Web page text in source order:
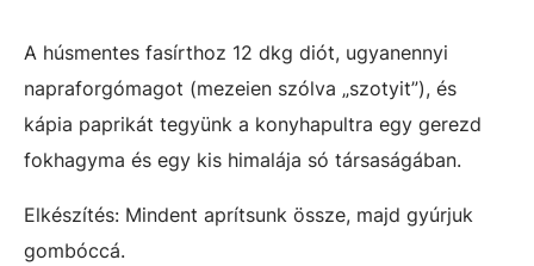
A húsmentes fasírthoz 12 dkg diót, ugyanennyi
napraforgómagot (mezeien szólva „szotyit”), és
kápia paprikát tegyünk a konyhapultra egy gerezd
fokhagyma és egy kis himalája só társaságában.
Elkészítés: Mindent aprítsunk össze, majd gyúrjuk
gombóccá.